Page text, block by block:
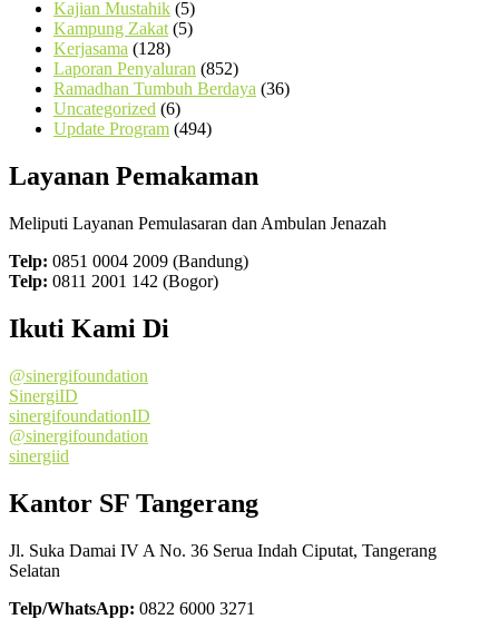
Kajian Mustahik (5)
Kampung Zakat(5)
Kerjasama (128)
Laporan Penyaluran (852)
Ramadhan Tumbuh Berdaya (36)
Uncategorized (6)
Update Program (494)
Layanan Pemakaman
Meliputi Layanan Pemulasaran dan Ambulan Jenazah
Telp: 0851 0004 2009 (Bandung)
Telp: 0811 2001 142 (Bogor)
Ikuti Kami Di
@sinergifoundation
SinergiID
sinergifoundationID
@sinergifoundation
sinergiid
Kantor SF Tangerang
Jl. Suka Damai IV A No. 36 Serua Indah Ciputat, Tangerang
Selatan
Telp/WhatsApp: 0822 6000 3271